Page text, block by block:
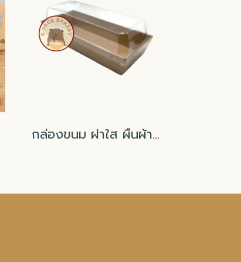
กล่องขนม ฝาใส ผืนผ้า สีคราฟ (ข้างในมีเคลือบกันรั่วซึม)